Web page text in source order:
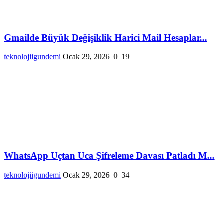
Gmailde Büyük Değişiklik Harici Mail Hesaplar...
teknolojiigundemi Ocak 29, 2026 0 19
WhatsApp Uçtan Uca Şifreleme Davası Patladı M...
teknolojiigundemi Ocak 29, 2026 0 34